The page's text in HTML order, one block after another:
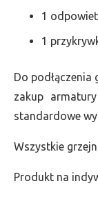
1
1
Do
zakup
standardowe
Wszystkie
Produkt na